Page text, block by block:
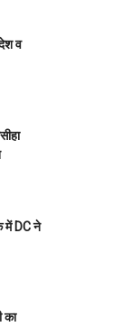
व
में DC ने
का